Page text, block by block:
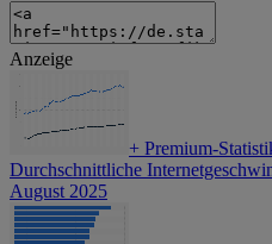
Anzeige
+ Premium-
Durchschnittliche
August 2025